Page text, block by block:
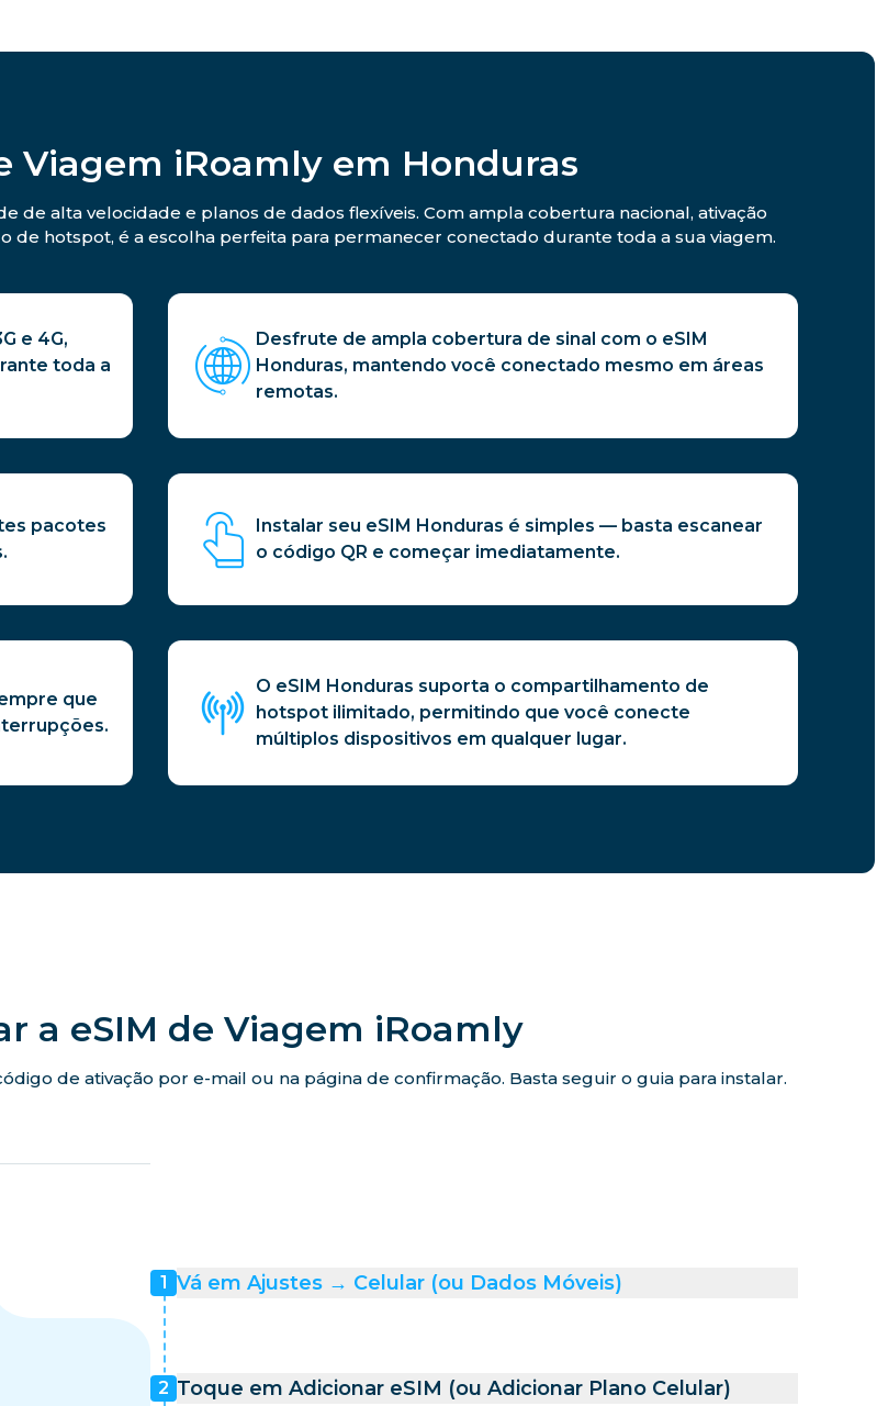
Viagem iRoamly em Honduras
de alta velocidade e planos de dados flexíveis. Com ampla cobertura nacional, ativação
hotspot, é a escolha perfeita para permanecer conectado durante toda a sua viagem.
e 4G,
toda a
Desfrute de ampla cobertura de sinal com o eSIM
Honduras, mantendo você conectado mesmo em áreas
remotas.
pacotes
Instalar seu eSIM Honduras é simples — basta escanear
o código QR e começar imediatamente.
que
O eSIM Honduras suporta o compartilhamento de
hotspot ilimitado, permitindo que você conecte
múltiplos dispositivos em qualquer lugar.
a eSIM de Viagem iRoamly
de ativação por e-mail ou na página de confirmação. Basta seguir o guia para instalar.
1 Vá em Ajustes → Celular (ou Dados Móveis)
2 Toque em Adicionar eSIM (ou Adicionar Plano Celular)